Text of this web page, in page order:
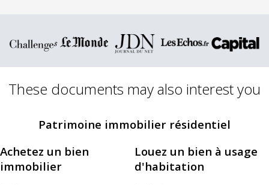
These documents may also interest you
Patrimoine immobilier résidentiel
Achetez un bien
immobilier
Louez un bien à usage
d'habitation